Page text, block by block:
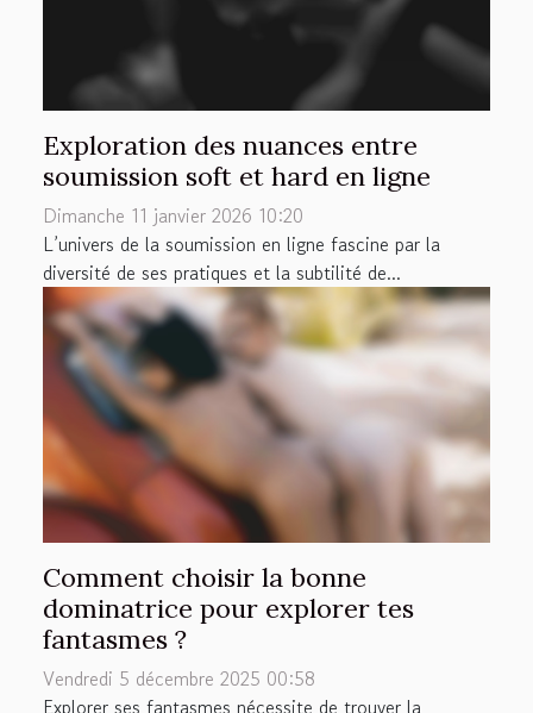
Exploration des nuances entre
soumission soft et hard en ligne
Dimanche 11 janvier 2026 10:20
L’univers de la soumission en ligne fascine par la
diversité de ses pratiques et la subtilité de...
Comment choisir la bonne
dominatrice pour explorer tes
fantasmes ?
Vendredi 5 décembre 2025 00:58
Explorer ses fantasmes nécessite de trouver la